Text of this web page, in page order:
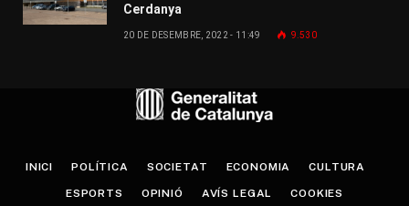
Cerdanya
20 DE DESEMBRE, 2022 - 11:49 9.530
INICI POLÍTICA SOCIETAT ECONOMIA CULTURA
ESPORTS OPINIÓ AVÍS LEGAL COOKIES